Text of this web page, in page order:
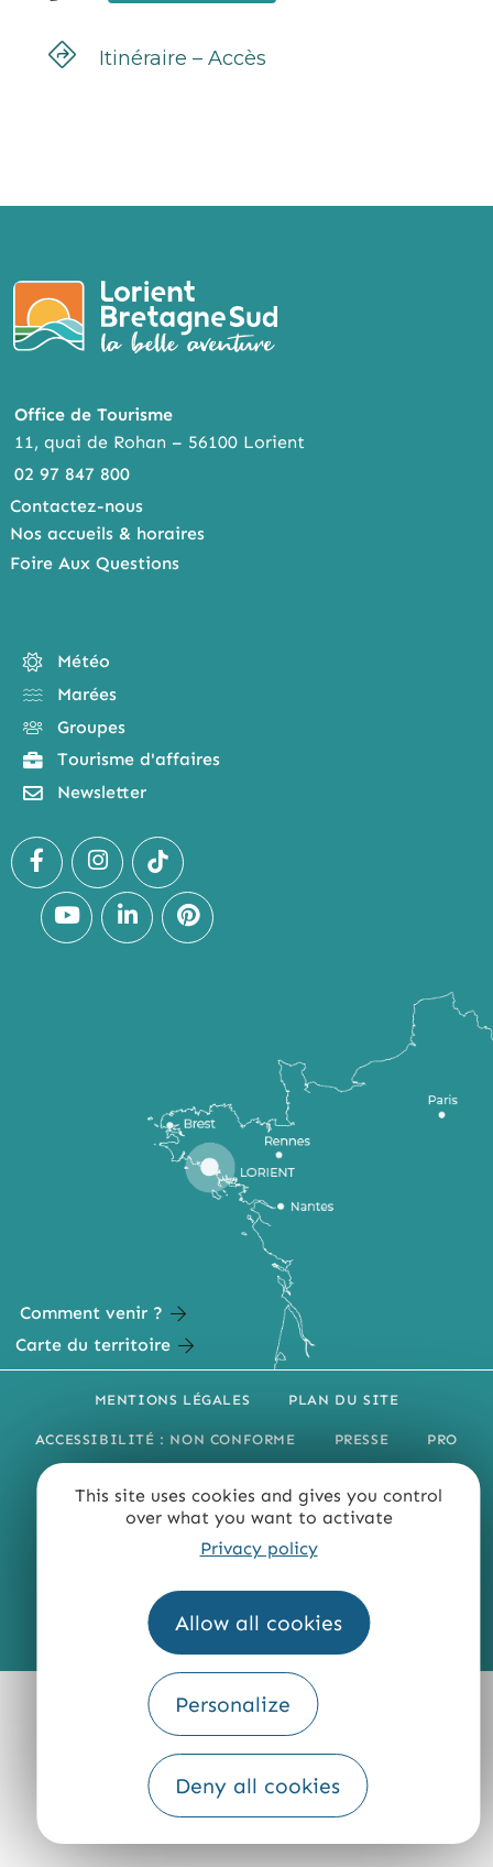
This site uses cookies and gives you control
over what you want to activate
Privacy policy
Allow all cookies
Personalize
Deny all cookies
Itinéraire – Accès
Office de Tourisme
11, quai de Rohan – 56100 Lorient
02 97 847 800
Contactez-nous
Nos accueils & horaires
Foire Aux Questions
Météo
Marées
Groupes
Tourisme d'affaires
Newsletter
Comment venir ?
Carte du territoire
MENTIONS LÉGALES PLAN DU SITE
ACCESSIBILITÉ : NON CONFORME PRESSE PRO
Fourni par
Traduction